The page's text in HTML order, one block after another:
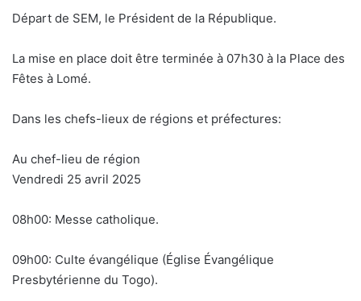
Départ de SEM, le Président de la République.
La mise en place doit être terminée à 07h30 à la Place des
Fêtes à Lomé.
Dans les chefs-lieux de régions et préfectures:
Au chef-lieu de région
Vendredi 25 avril 2025
08h00: Messe catholique.
09h00: Culte évangélique (Église Évangélique
Presbytérienne du Togo).